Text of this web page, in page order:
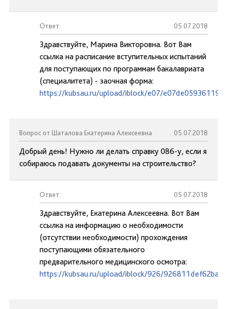
Ответ: 05.07.2018
Здравствуйте, Марина Викторовна. Вот Вам
ссылка на расписание вступительных испытаний
для поступающих по программам бакалавриата
(специалитета) - заочная форма:
https://kubsau.ru/upload/iblock/e07/
Вопрос от Шаталова Екатерина Алексеевна 05.07.2018
Добрый день! Нужно ли делать справку 086-у, если я
собираюсь подавать документы на строительство?
Ответ: 05.07.2018
Здравствуйте, Екатерина Алексеевна. Вот Вам
ссылка на информацию о необходимости
(отсутствии необходимости) прохождения
поступающими обязательного
предварительного медицинского осмотра:
https://kubsau.ru/upload/iblock/926/